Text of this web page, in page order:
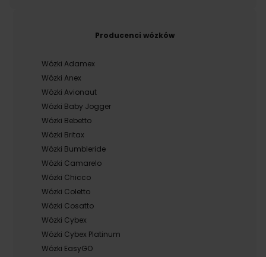
Producenci wózków
Wózki Adamex
Wózki Anex
Wózki Avionaut
Wózki Baby Jogger
Wózki Bebetto
Wózki Britax
Wózki Bumbleride
Wózki Camarelo
Wózki Chicco
Wózki Coletto
Wózki Cosatto
Wózki Cybex
Wózki Cybex Platinum
Wózki EasyGO